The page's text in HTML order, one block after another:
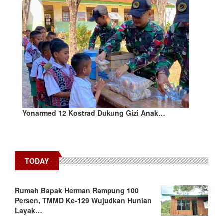
Yonarmed 12 Kostrad Dukung Gizi Anak…
TODAY
Rumah Bapak Herman Rampung 100
Persen, TMMD Ke-129 Wujudkan Hunian
Layak…